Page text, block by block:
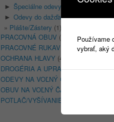
► Špeciálne odevy
► Odevy do dažďa(32)
Plášte/Zástery (1)
PRACOVNÁ OBUV (1315)
PRACOVNÉ RUKAVICE (346)
OCHRANA HLAVY (400)
DROGÉRIA A UPRATOVANIE(14)
ODEVY NA VOĽNÝ ČAS
OBUV NA VOĽNÝ ČAS
POTLAČ/VYŠÍVANIE
Používame
vybrať, aký